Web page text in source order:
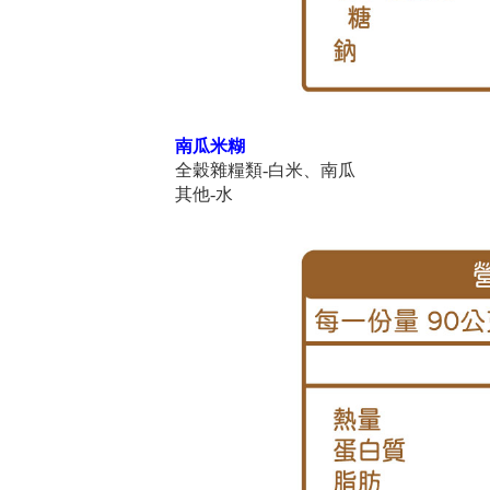
南瓜米糊
全穀雜糧類-白米、南瓜
其他-水